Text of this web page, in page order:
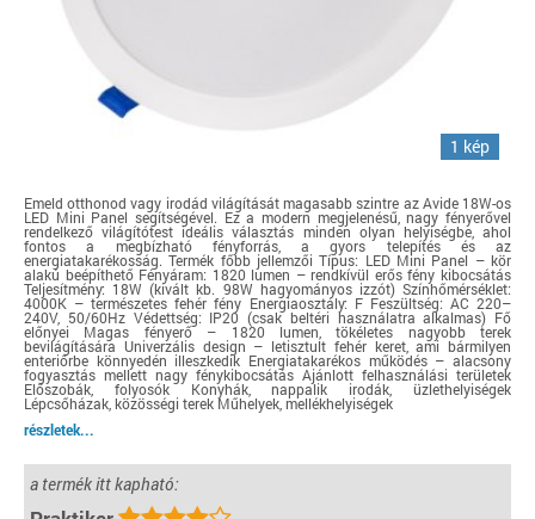
1 kép
Emeld otthonod vagy irodád világítását magasabb szintre az Avide 18W-os
LED Mini Panel segítségével. Ez a modern megjelenésű, nagy fényerővel
rendelkező világítótest ideális választás minden olyan helyiségbe, ahol
fontos a megbízható fényforrás, a gyors telepítés és az
energiatakarékosság. Termék főbb jellemzői Típus: LED Mini Panel – kör
alakú beépíthető Fényáram: 1820 lumen – rendkívül erős fény kibocsátás
Teljesítmény: 18W (kivált kb. 98W hagyományos izzót) Színhőmérséklet:
4000K – természetes fehér fény Energiaosztály: F Feszültség: AC 220–
240V, 50/60Hz Védettség: IP20 (csak beltéri használatra alkalmas) Fő
előnyei Magas fényerő – 1820 lumen, tökéletes nagyobb terek
bevilágítására Univerzális design – letisztult fehér keret, ami bármilyen
enteriőrbe könnyedén illeszkedik Energiatakarékos működés – alacsony
fogyasztás mellett nagy fénykibocsátás Ajánlott felhasználási területek
Előszobák, folyosók Konyhák, nappalik irodák, üzlethelyiségek
Lépcsőházak, közösségi terek Műhelyek, mellékhelyiségek
részletek...
a termék itt kapható: